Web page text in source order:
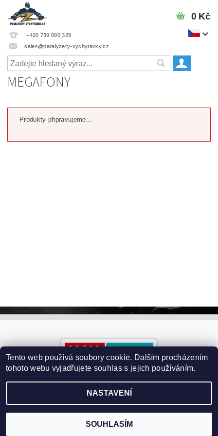
+420 739 090 329
sales@paralyzery-vychytavky.cz
0 Kč
MEGAFONY
Produkty připravujeme...
2026 ©Paralyzery-vychytavky.cz, všechna práva vyhrazena
Vytvořil Shoptet
Tento web používá soubory cookie. Dalším procházením
tohoto webu vyjadřujete souhlas s jejich používáním.
NASTAVENÍ
SOUHLASÍM